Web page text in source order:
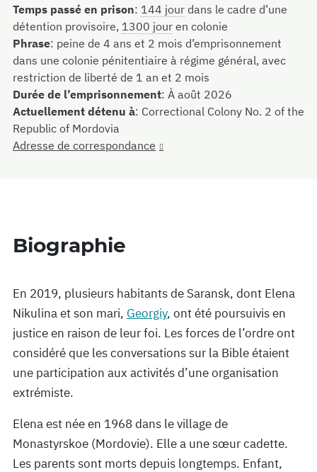
Temps passé en prison: 144 jour dans le cadre d’une
détention provisoire, 1300 jour en colonie
Phrase: peine de 4 ans et 2 mois d’emprisonnement
dans une colonie pénitentiaire à régime général, avec
restriction de liberté de 1 an et 2 mois
Durée de l’emprisonnement: À août 2026
Actuellement détenu à: Correctional Colony No. 2 of the
Republic of Mordovia
Adresse de correspondance
Biographie
En 2019, plusieurs habitants de Saransk, dont Elena
Nikulina et son mari, Georgiy, ont été poursuivis en
justice en raison de leur foi. Les forces de l’ordre ont
considéré que les conversations sur la Bible étaient
une participation aux activités d’une organisation
extrémiste.
Elena est née en 1968 dans le village de
Monastyrskoe (Mordovie). Elle a une sœur cadette.
Les parents sont morts depuis longtemps. Enfant,